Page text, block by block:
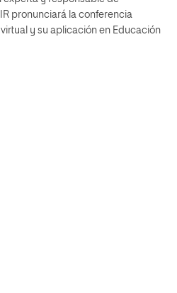
pronunciará la conferencia
y su aplicación en Educación